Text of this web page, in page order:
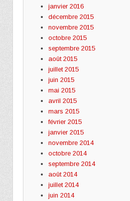
janvier 2016
décembre 2015
novembre 2015
octobre 2015
septembre 2015
août 2015
juillet 2015
juin 2015
mai 2015
avril 2015
mars 2015
février 2015
janvier 2015
novembre 2014
octobre 2014
septembre 2014
août 2014
juillet 2014
juin 2014